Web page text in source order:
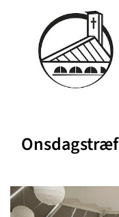
Onsdagstræf